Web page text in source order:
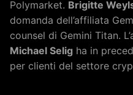
Polymarket. Brigitte
domanda dell’affiliata
counsel di Gemini Titan.
Michael Selig ha in
per clienti del settore